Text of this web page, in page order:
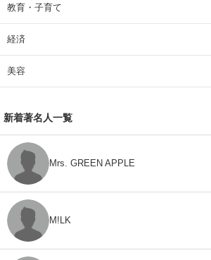
教育・子育て
経済
美容
新着著名人一覧
Mrs. GREEN APPLE
M!LK